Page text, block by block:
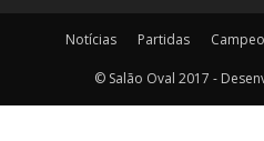
Notícias Partidas
© Salão Oval 2017 -